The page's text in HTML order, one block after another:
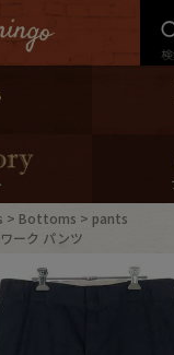
500pt＆10％Off
10％0ffクーポ
録
マイペ
Bottoms
pants
ーク パンツ